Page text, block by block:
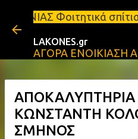
Μετάβαση στο
σπίτια προς
LAKONES.gr
ΑΓΟΡΑ ΕΝΟΙΚΙΑΣΗ
ΚΩΝΣΤΑΝΤΗ
ΣΜΗΝΟΣ